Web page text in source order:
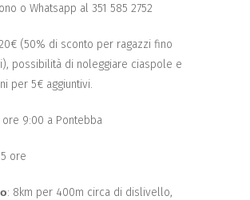
o Whatsapp al 351 585 2752
(50% di sconto per ragazzi fino
possibilità di noleggiare ciaspole e
per 5€ aggiuntivi.
ore 9:00 a Pontebba
ore
: 8km per 400m circa di dislivello,